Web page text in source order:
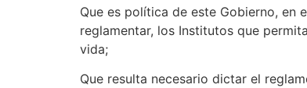
Que es política de este Gobierno, en
reglamentar, los Institutos que
vida;
Que resulta necesario dictar el